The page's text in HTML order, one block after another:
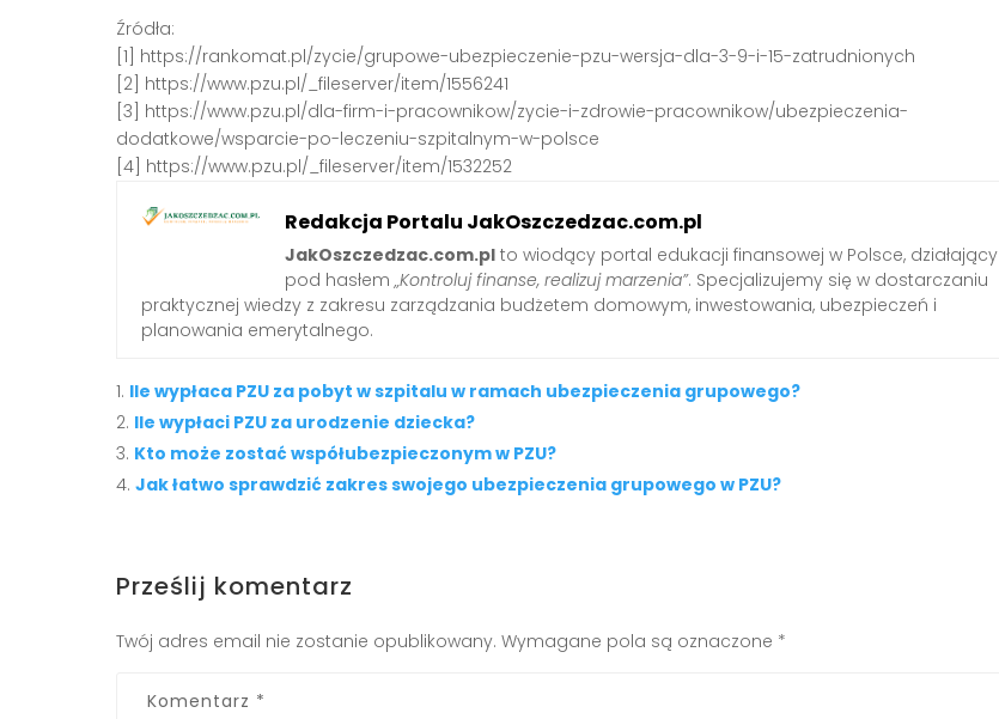
Źródła:
[1] https://rankomat.pl/zycie/grupowe-ubezpieczenie-pzu-wersja-dla-3-9-i-15-zatrudnionych
[2] https://www.pzu.pl/_fileserver/item/1556241
[3] https://www.pzu.pl/dla-firm-i-pracownikow/zycie-i-zdrowie-pracownikow/ubezpieczenia-
dodatkowe/wsparcie-po-leczeniu-szpitalnym-w-polsce
[4] https://www.pzu.pl/_fileserver/item/1532252
Redakcja Portalu JakOszczedzac.com.pl
JakOszczedzac.com.pl to wiodący portal edukacji finansowej w Polsce, działający
pod hasłem „Kontroluj finanse, realizuj marzenia”. Specjalizujemy się w dostarczaniu
praktycznej wiedzy z zakresu zarządzania budżetem domowym, inwestowania, ubezpieczeń i
planowania emerytalnego.
Ile wypłaca PZU za pobyt w szpitalu w ramach ubezpieczenia grupowego?
Ile wypłaci PZU za urodzenie dziecka?
Kto może zostać współubezpieczonym w PZU?
Jak łatwo sprawdzić zakres swojego ubezpieczenia grupowego w PZU?
Prześlij komentarz
Twój adres email nie zostanie opublikowany. Wymagane pola są oznaczone *